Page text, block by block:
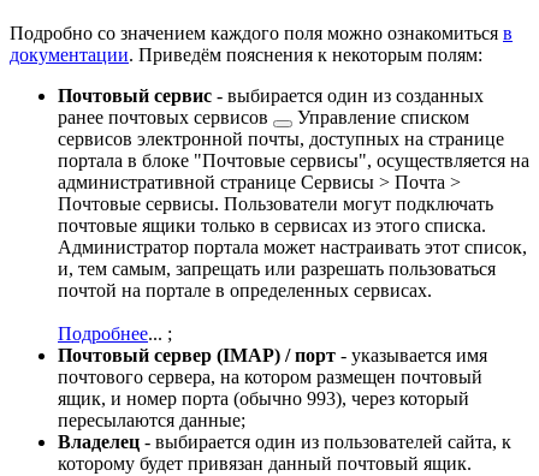
Подробно со значением каждого поля можно ознакомиться в
документации. Приведём пояснения к некоторым полям:
Почтовый сервис - выбирается один из созданных
ранее почтовых сервисов
Управление списком
сервисов электронной почты, доступных на странице
портала в блоке "Почтовые сервисы", осуществляется на
административной странице Сервисы > Почта >
Почтовые сервисы. Пользователи могут подключать
почтовые ящики только в сервисах из этого списка.
Администратор портала может настраивать этот список,
и, тем самым, запрещать или разрешать пользоваться
почтой на портале в определенных сервисах.
Подробнее... ;
Почтовый сервер (IMAP) / порт - указывается имя
почтового сервера, на котором размещен почтовый
ящик, и номер порта (обычно 993), через который
пересылаются данные;
Владелец - выбирается один из пользователей сайта, к
которому будет привязан данный почтовый ящик.